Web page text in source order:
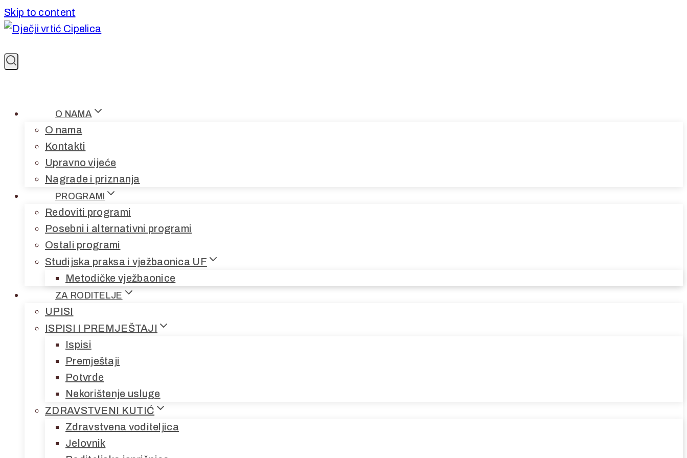
Skip to content
O NAMA
O nama
Kontakti
Upravno vijeće
Nagrade i priznanja
PROGRAMI
Redoviti programi
Posebni i alternativni programi
Ostali programi
Studijska praksa i vježbaonica UF
Metodičke vježbaonice
ZA RODITELJE
UPISI
ISPISI I PREMJEŠTAJI
Ispisi
Premještaji
Potvrde
Nekorištenje usluge
ZDRAVSTVENI KUTIĆ
Zdravstvena voditeljica
Jelovnik